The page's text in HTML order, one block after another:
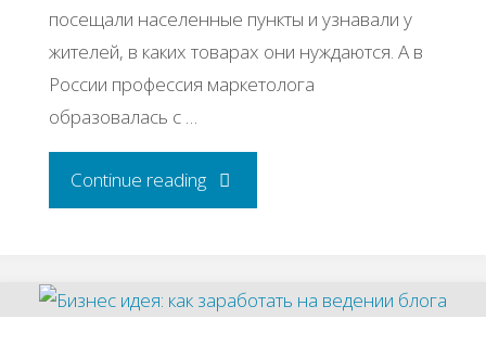
посещали населенные пункты и узнавали у
жителей, в каких товарах они нуждаются. А в
России профессия маркетолога
образовалась с …
Continue reading"Бизнес